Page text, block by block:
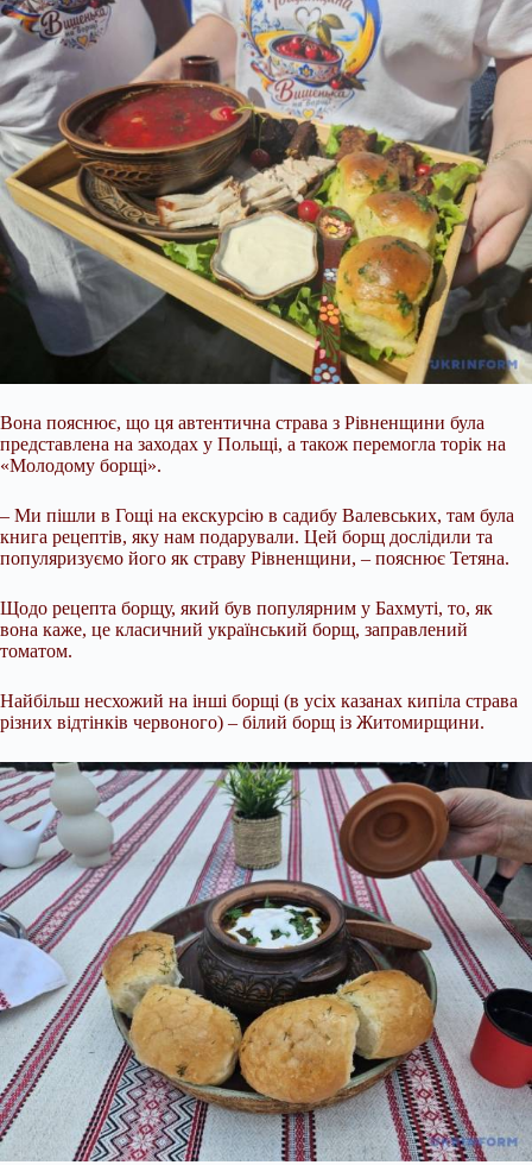
Вона пояснює, що ця автентична страва з Рівненщини була
представлена на заходах у Польщі, а також перемогла торік на
«Молодому борщі».
– Ми пішли в Гощі на екскурсію в садибу Валевських, там була
книга рецептів, яку нам подарували. Цей борщ дослідили та
популяризуємо його як страву Рівненщини, – пояснює Тетяна.
Щодо рецепта борщу, який був популярним у Бахмуті, то, як
вона каже, це класичний український борщ, заправлений
томатом.
Найбільш несхожий на інші борщі (в усіх казанах кипіла страва
різних відтінків червоного) – білий борщ із Житомирщини.